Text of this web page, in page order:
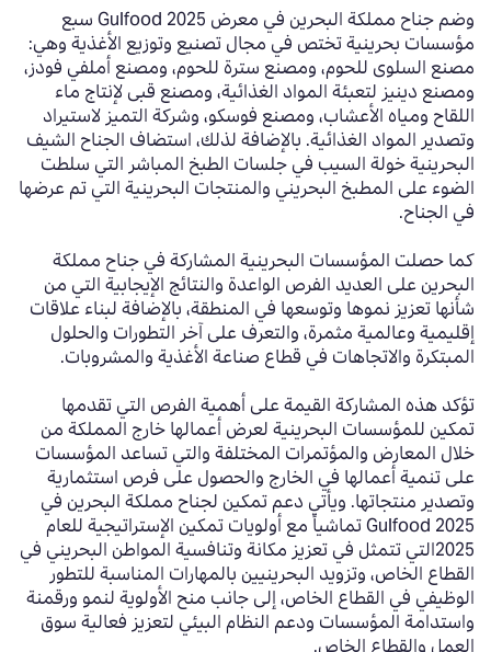
وضم جناح مملكة البحرين في معرض Gulfood 2025 سبع
مؤسسات بحرينية تختص في مجال تصنيع وتوزيع الأغذية وهي:
مصنع السلوى للحوم، ومصنع سترة للحوم، ومصنع أملفي فودز،
ومصنع دينيز لتعبئة المواد الغذائية، ومصنع قبى لإنتاج ماء
اللقاح ومياه الأعشاب، ومصنع فوسكو، وشركة التميز لاستيراد
وتصدير المواد الغذائية. بالإضافة لذلك، استضاف الجناح الشيف
البحرينية خولة السيب في جلسات الطبخ المباشر التي سلطت
الضوء على المطبخ البحريني والمنتجات البحرينية التي تم عرضها
في الجناح.
كما حصلت المؤسسات البحرينية المشاركة في جناح مملكة
البحرين على العديد الفرص الواعدة والنتائج الإيجابية التي من
شأنها تعزيز نموها وتوسعها في المنطقة، بالإضافة لبناء علاقات
إقليمية وعالمية مثمرة، والتعرف على آخر التطورات والحلول
المبتكرة والاتجاهات في قطاع صناعة الأغذية والمشروبات.
تؤكد هذه المشاركة القيمة على أهمية الفرص التي تقدمها
تمكين للمؤسسات البحرينية لعرض أعمالها خارج المملكة من
خلال المعارض والمؤتمرات المختلفة والتي تساعد المؤسسات
على تنمية أعمالها في الخارج والحصول على فرص استثمارية
وتصدير منتجاتها. ويأتي دعم تمكين لجناح مملكة البحرين في
Gulfood 2025 تماشياً مع أولويات تمكين الإستراتيجية للعام
2025التي تتمثل في تعزيز مكانة وتنافسية المواطن البحريني في
القطاع الخاص، وتزويد البحرينيين بالمهارات المناسبة للتطور
الوظيفي في القطاع الخاص، إلى جانب منح الأولوية لنمو ورقمنة
واستدامة المؤسسات ودعم النظام البيئي لتعزيز فعالية سوق